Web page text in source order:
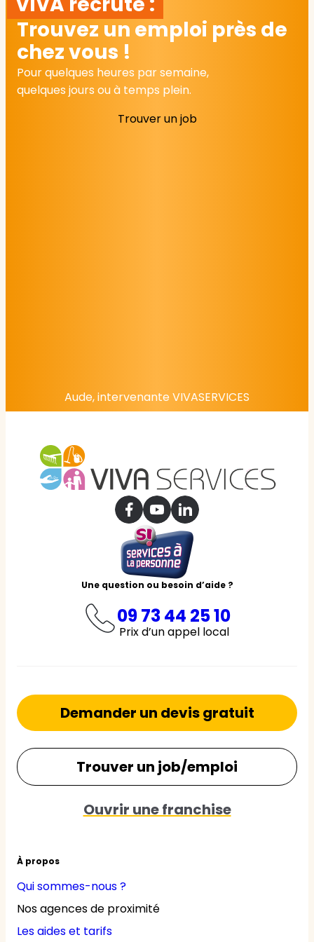
Trouvez un emploi près de
chez vous !
Pour quelques heures par semaine,
quelques jours ou à temps plein.
Trouver un job
Aude, intervenante VIVASERVICES
Une question ou besoin d’aide ?
09 73 44 25 10
Prix d’un appel local
À propos
Qui sommes-nous ?
Nos agences de proximité
Les aides et tarifs
Demander un devis gratuit
Trouver un job/emploi
Ouvrir une franchise